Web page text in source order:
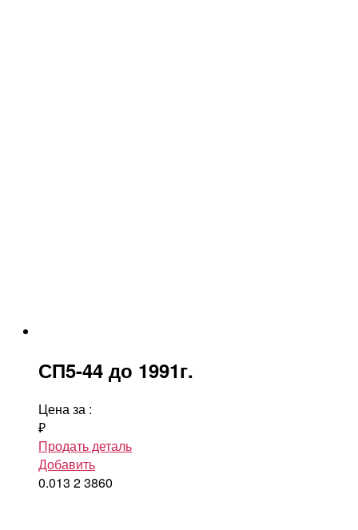
СП5-44 до 1991г.
Цена за :
₽
Продать деталь
Добавить
0.013 23860